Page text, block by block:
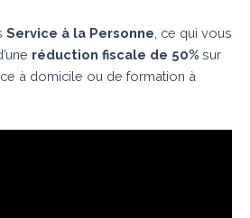
Service à la Personne , ce qui vous
réduction fiscale de 50% sur
à domicile ou de formation à